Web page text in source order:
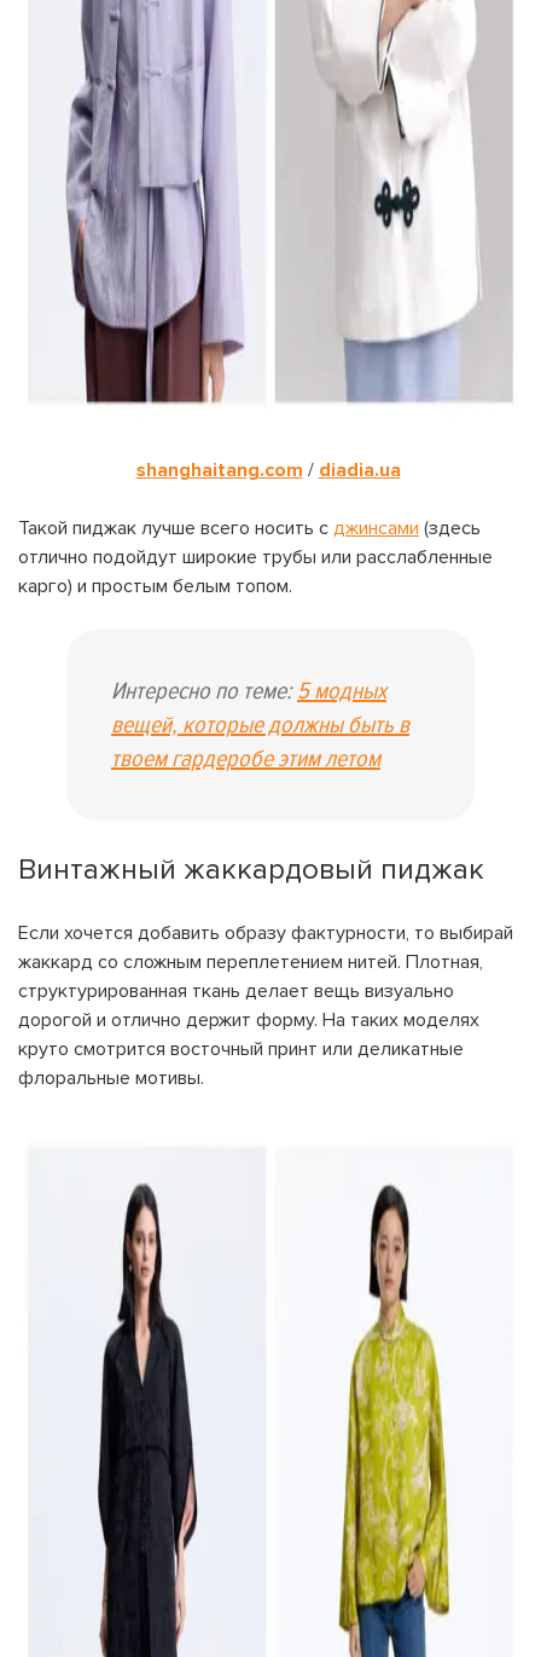
shanghaitang.com / diadia.ua
Такой пиджак лучше всего носить с джинсами (здесь
отлично подойдут широкие трубы или расслабленные
карго) и простым белым топом.
Интересно по теме:5 модных
вещей, которые должны быть в
твоем гардеробе этим летом
Винтажный жаккардовый пиджак
Если хочется добавить образу фактурности, то выбирай
жаккард со сложным переплетением нитей. Плотная,
структурированная ткань делает вещь визуально
дорогой и отлично держит форму. На таких моделях
круто смотрится восточный принт или деликатные
флоральные мотивы.